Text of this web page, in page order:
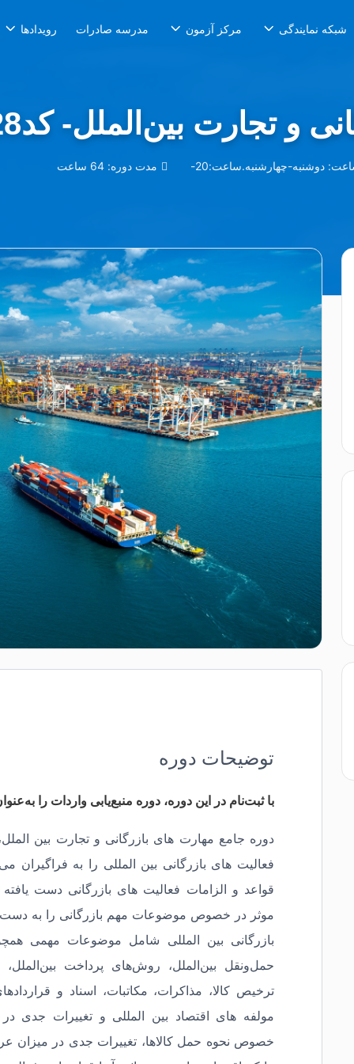
شبکه نمایندگی مرکز آزمون مدرسه صادرات رویدادها
و تجارت بین‌الملل- کد228
دوشنبه-چهارشنبه.ساعت:20- مدت دوره: 64 ساعت
توضیحات دوره
با ثبت‌نام در این دوره، دوره منبع‌یابی واردات را
دوره جامع مهارت های بازرگانی و تجارت بین
فعالیت های بازرگانی بین المللی را به
قواعد و الزامات فعالیت های بازرگانی دست
موثر در خصوص موضوعات مهم بازرگانی را به دست
بازرگانی بین المللی شامل موضوعات مهمی
حمل‌ونقل بین‌الملل، روش‌های پرداخت بین‌الملل،
ترخیص کالا، مذاکرات، مکاتبات، اسناد و
مولفه های اقتصاد بین المللی و تغییرات
خصوص نحوه حمل کالاها، تغییرات جدی در میزان